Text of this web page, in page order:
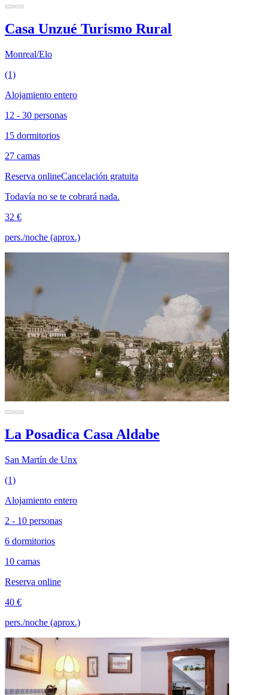
Casa Unzué Turismo Rural
Monreal/Elo
(1)
Alojamiento entero
12 - 30 personas
15 dormitorios
27 camas
Reserva onlineCancelación gratuita
Todavía no se te cobrará nada.
32 €
pers./noche (aprox.)
La Posadica Casa Aldabe
San Martín de Unx
(1)
Alojamiento entero
2 - 10 personas
6 dormitorios
10 camas
Reserva online
40 €
pers./noche (aprox.)